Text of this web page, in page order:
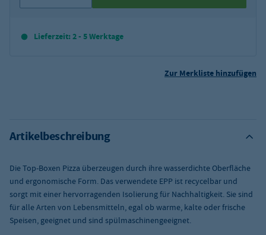
Lieferzeit: 2 - 5 Werktage
Zur Merkliste hinzufügen
Artikelbeschreibung
Die Top-Boxen Pizza überzeugen durch ihre wasserdichte Oberfläche
und ergonomische Form. Das verwendete EPP ist recycelbar und
sorgt mit einer hervorragenden Isolierung für Nachhaltigkeit. Sie sind
für alle Arten von Lebensmitteln, egal ob warme, kalte oder frische
Speisen, geeignet und sind spülmaschinengeeignet.